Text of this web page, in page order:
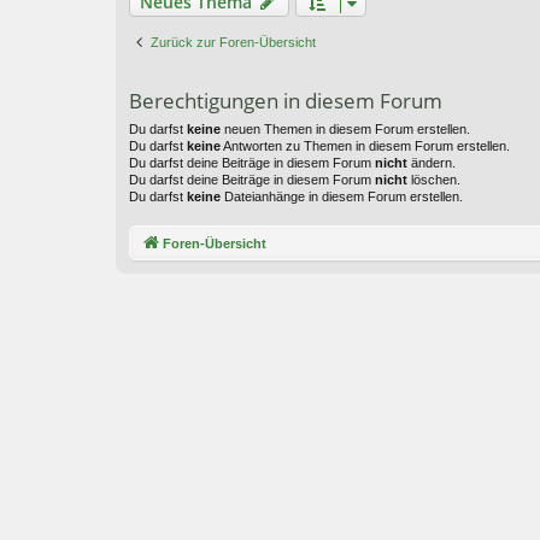
Zurück zur Foren-Übersicht
Berechtigungen in diesem Forum
Du darfst keine neuen Themen in diesem Forum erstellen.
Du darfst keineAntworten zu Themen in diesem Forum erstellen.
Du darfst deine Beiträge in diesem Forum nicht ändern.
Du darfst deine Beiträge in diesem Forum nicht löschen.
Du darfst keine Dateianhänge in diesem Forum erstellen.
Foren-Übersicht